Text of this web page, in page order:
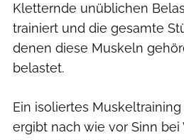
Kletternde unüblichen
trainiert und die gesamte
denen diese Muskeln
belastet.
Ein isoliertes
ergibt nach wie vor Sinn